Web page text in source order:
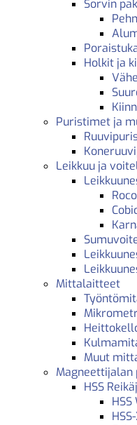
Sorvin
Holkit ja
Puristimet ja
Leikkuu ja
Mittalaitteet
Muut
HSS